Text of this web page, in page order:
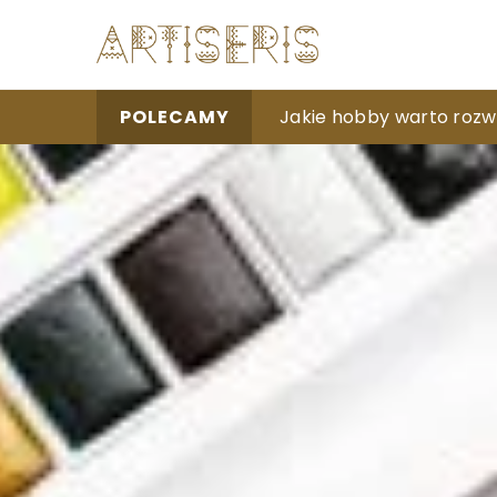
POLECAMY Jak rozpocząć swoją
Jakie hobby warto
Jak wybrać dobre